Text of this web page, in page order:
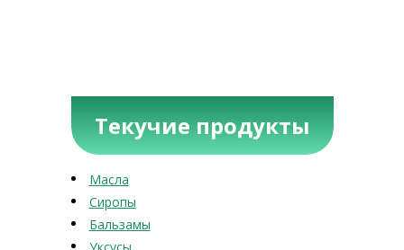
Текучие продукты
Масла
Сиропы
Бальзамы